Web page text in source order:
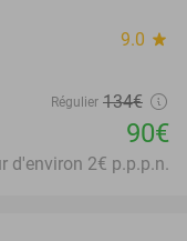
9.0 star
Régulier 134€
90€
d'environ 2€ p.p.p.n.